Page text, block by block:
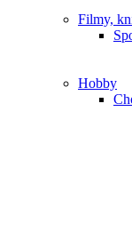
Filmy,
Hobby